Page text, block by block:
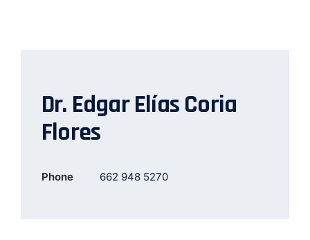
Dr. Edgar Elías Coria
Flores
Phone 662 948 5270